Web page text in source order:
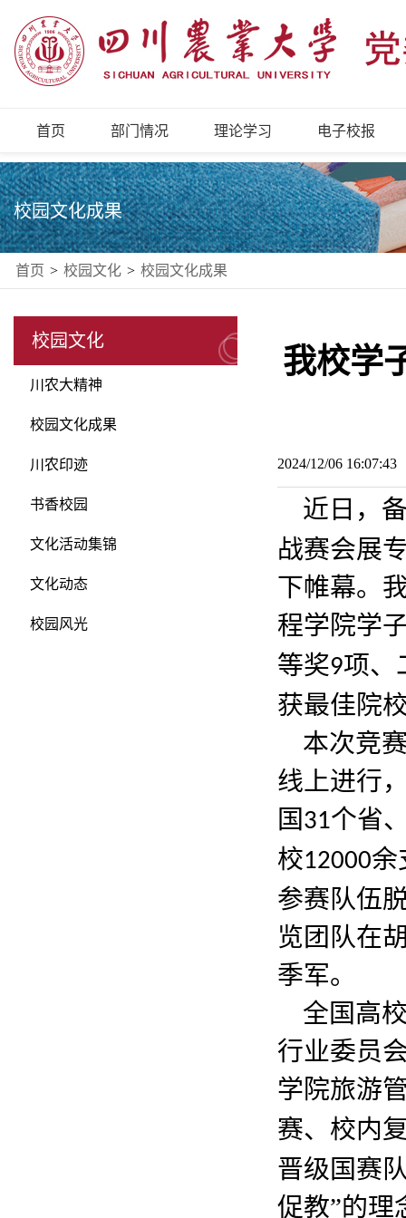
首页 部门情况 理论学习 电子校报
校园文化成果
首页 > 校园文化 > 校园文化成果
校园文化
川农大精神
校园文化成果
川农印迹
书香校园
文化活动集锦
文化动态
校园风光
我校学
2024/12/06
近日，
战赛会展
下帷幕。
程学院学
等奖9项、
获最佳院
本次竞
线上进行
国31个省
校12000余
参赛队伍
览团队在
季军。
全国高
行业委员
学院旅游
赛、校内
晋级国赛
促教”的理